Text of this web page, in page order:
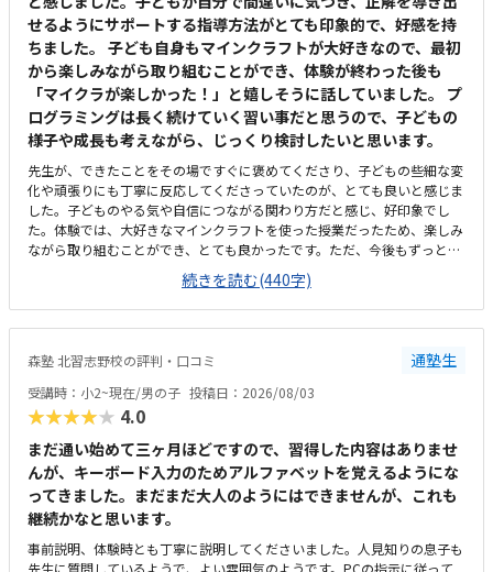
せるようにサポートする指導方法がとても印象的で、好感を持
ちました。 子ども自身もマインクラフトが大好きなので、最初
から楽しみながら取り組むことができ、体験が終わった後も
「マイクラが楽しかった！」と嬉しそうに話していました。 プ
ログラミングは長く続けていく習い事だと思うので、子どもの
様子や成長も考えながら、じっくり検討したいと思います。
先生が、できたことをその場ですぐに褒めてくださり、子どもの些細な変
化や頑張りにも丁寧に反応してくださっていたのが、とても良いと感じま
した。子どものやる気や自信につながる関わり方だと感じ、好印象でし
た。体験では、大好きなマインクラフトを使った授業だったため、楽しみ
ながら取り組むことができ、とても良かったです。ただ、今後もずっとマ
インクラフトを使った内容ではないと伺ったので、その後も興味を持って
取り組めるかどうかは少し気になる点でした。教室は自宅から15分ほどの
距離にあり、通いやすいと感じました。また、駐車場もあるため、送り迎
えもしやすく、安心して通わせられる環境だと思いました。教室は一人ひ
とりの席が完全に仕切られているわけではありませんが、壁などで視線が
分散しにくい工夫がされており、集中しやすい雰囲気だと感じました。月
4回（1回50分）で約12,000円という料金は、我が家にとってはやや高く
感じますが、プログラミング教室の相場を考えると、妥当な金額なのかな
と思いました。
続きを読む(440字)
森塾 北習志野校の評判・口コミ 通塾生
受講時：小2~現在/男の子 投稿日：2026/08/03
★★★★★ 4.0
まだ通い始めて三ヶ月ほどですので、習得した内容はありませ
んが、キーボード入力のためアルファベットを覚えるようにな
ってきました。まだまだ大人のようにはできませんが、これも
継続かなと思います。
事前説明、体験時とも丁寧に説明してくださいました。人見知りの息子も